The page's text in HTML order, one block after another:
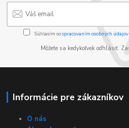
Súhlasím sospracovaním osobných údajov
Môžete sa kedykoľvek odhlásiť.
Informácie pre zákazníkov
O nás